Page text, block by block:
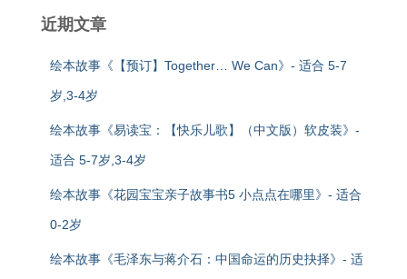
近期文章
绘本故事《【预订】Together… We Can》- 适合 5-7
岁,3-4岁
绘本故事《易读宝：【快乐儿歌】（中文版）软皮装》-
适合 5-7岁,3-4岁
绘本故事《花园宝宝亲子故事书5 小点点在哪里》- 适合
0-2岁
绘本故事《毛泽东与蒋介石：中国命运的历史抉择》- 适